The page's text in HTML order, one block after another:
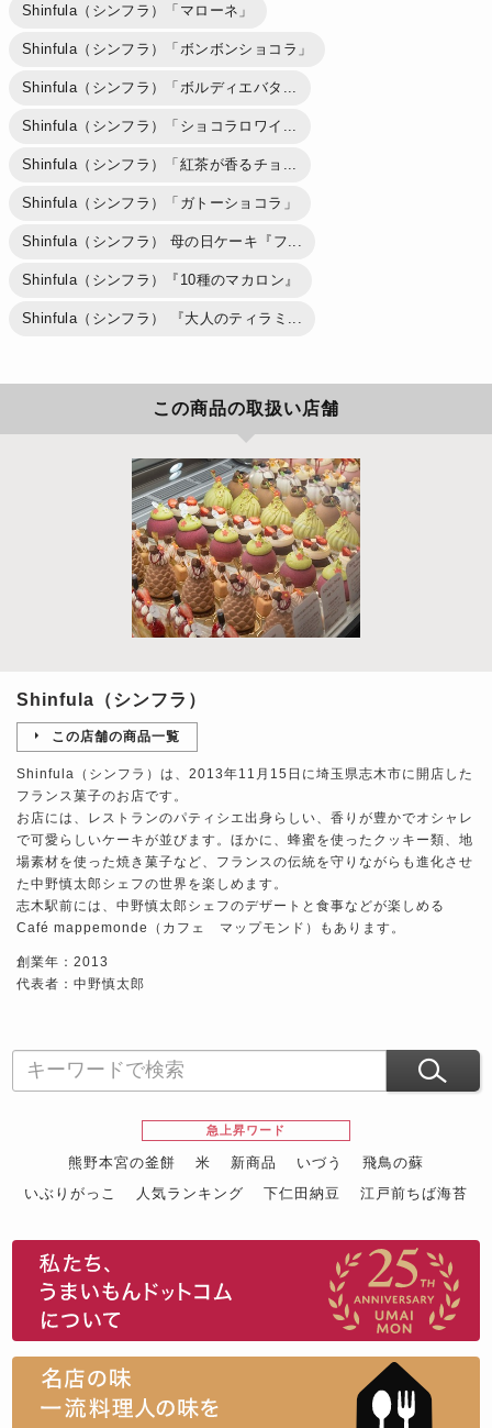
Shinfula（シンフラ）「マローネ」
Shinfula（シンフラ）「ボンボンショコラ」
Shinfula（シンフラ）「ボルディエバタ...
Shinfula（シンフラ）「ショコラロワイ...
Shinfula（シンフラ）「紅茶が香るチョ...
Shinfula（シンフラ）「ガトーショコラ」
Shinfula（シンフラ） 母の日ケーキ『フ...
Shinfula（シンフラ）『10種のマカロン』
Shinfula（シンフラ） 『大人のティラミ...
この商品の取扱い店舗
Shinfula（シンフラ）
この店舗の商品一覧
Shinfula（シンフラ）は、2013年11月15日に埼玉県志木市に開店した
フランス菓子のお店です。
お店には、レストランのパティシエ出身らしい、香りが豊かでオシャレ
で可愛らしいケーキが並びます。ほかに、蜂蜜を使ったクッキー類、地
場素材を使った焼き菓子など、フランスの伝統を守りながらも進化させ
た中野慎太郎シェフの世界を楽しめます。
志木駅前には、中野慎太郎シェフのデザートと食事などが楽しめる
Café mappemonde（カフェ マップモンド）もあります。
創業年：2013
代表者：中野慎太郎
急上昇ワード
熊野本宮の釜餅 米 新商品 いづう
飛鳥の蘇
いぶりがっこ
人気ランキング 下仁田納豆
江戸前ちば海苔